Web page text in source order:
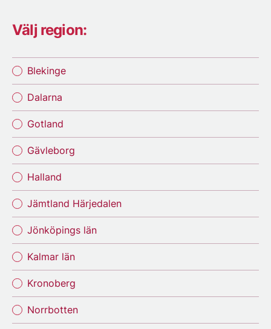
Välj region:
Blekinge
Dalarna
Gotland
Gävleborg
Halland
Jämtland Härjedalen
Jönköpings län
Kalmar län
Kronoberg
Norrbotten